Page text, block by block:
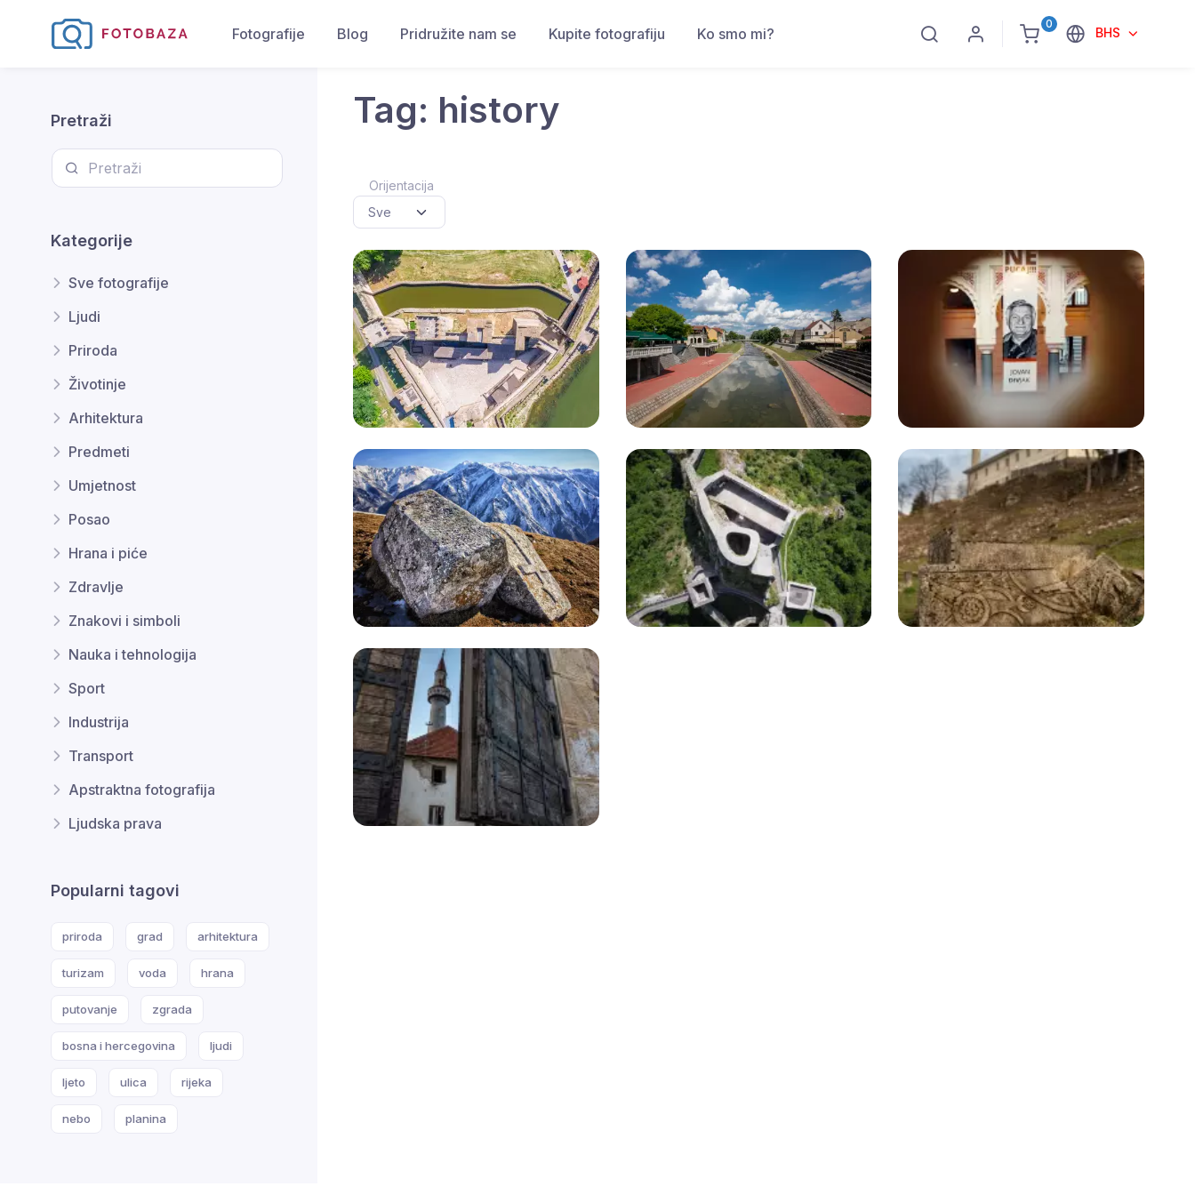
0
BHS
Fotografije Blog Pridružite nam se Kupite fotografiju Ko smo mi?
Pretraži
Kategorije
Sve fotografije
Ljudi
Priroda
Životinje
Arhitektura
Predmeti
Umjetnost
Posao
Hrana i piće
Zdravlje
Znakovi i simboli
Nauka i tehnologija
Sport
Industrija
Transport
Apstraktna fotografija
Ljudska prava
Popularni tagovi
priroda grad arhitektura
turizam voda hrana
putovanje zgrada
bosna i hercegovina ljudi
ljeto ulica rijeka
nebo planina
Tag: history
Orijentacija